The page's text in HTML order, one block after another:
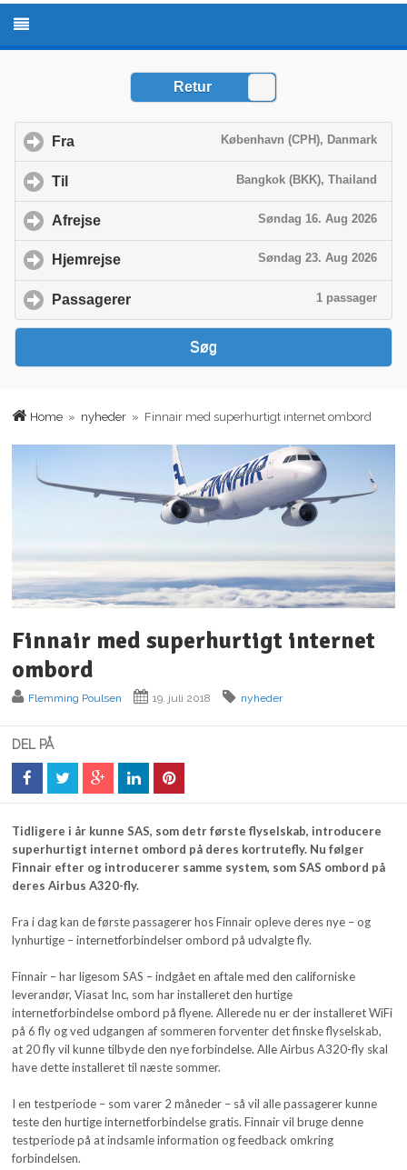
Home » nyheder » Finnair med superhurtigt internet ombord
Finnair med superhurtigt internet
ombord
Flemming Poulsen 19. juli 2018 nyheder
DEL PÅ
Tidligere i år kunne SAS, som detr første flyselskab, introducere
superhurtigt internet ombord på deres kortrutefly. Nu følger
Finnair efter og introducerer samme system, som SAS ombord på
deres Airbus A320-fly.
Fra i dag kan de første passagerer hos Finnair opleve deres nye – og
lynhurtige – internetforbindelser ombord på udvalgte fly.
Finnair – har ligesom SAS – indgået en aftale med den californiske
leverandør, Viasat Inc, som har installeret den hurtige
internetforbindelse ombord på flyene. Allerede nu er der installeret WiFi
på 6 fly og ved udgangen af sommeren forventer det finske flyselskab,
at 20 fly vil kunne tilbyde den nye forbindelse. Alle Airbus A320-fly skal
have dette installeret til næste sommer.
I en testperiode – som varer 2 måneder – så vil alle passagerer kunne
teste den hurtige internetforbindelse gratis. Finnair vil bruge denne
testperiode på at indsamle information og feedback omkring
forbindelsen.